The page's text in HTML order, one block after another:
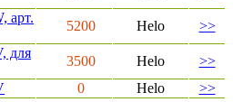
арт.
5200 Helo
>>
для
3500 Helo
>>
0 Helo
>>